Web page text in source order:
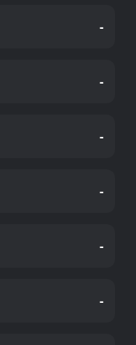
-
-
-
-
-
-